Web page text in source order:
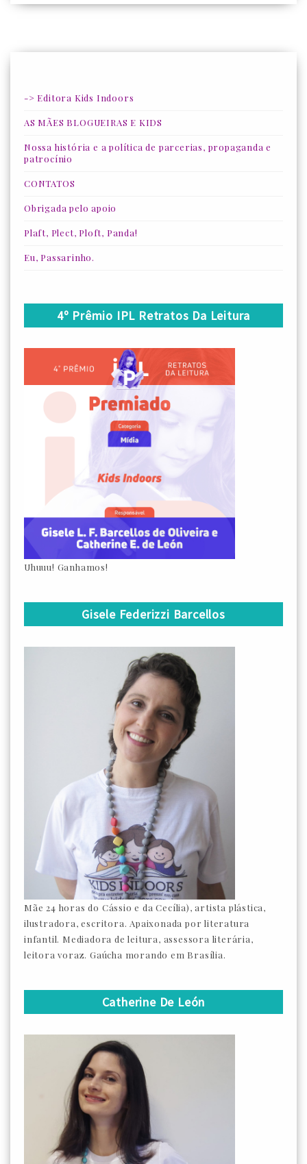
-> Editora Kids Indoors
AS MÃES BLOGUEIRAS E KIDS
Nossa história e a política de parcerias, propaganda e
patrocínio
CONTATOS
Obrigada pelo apoio
Plaft, Plect, Ploft, Panda!
Eu, Passarinho.
4º Prêmio IPL Retratos Da Leitura
Uhuuu! Ganhamos!
Gisele Federizzi Barcellos
Mãe 24 horas do Cássio e da Cecília), artista plástica,
ilustradora, escritora. Apaixonada por literatura
infantil. Mediadora de leitura, assessora literária,
leitora voraz. Gaúcha morando em Brasília.
Catherine De León